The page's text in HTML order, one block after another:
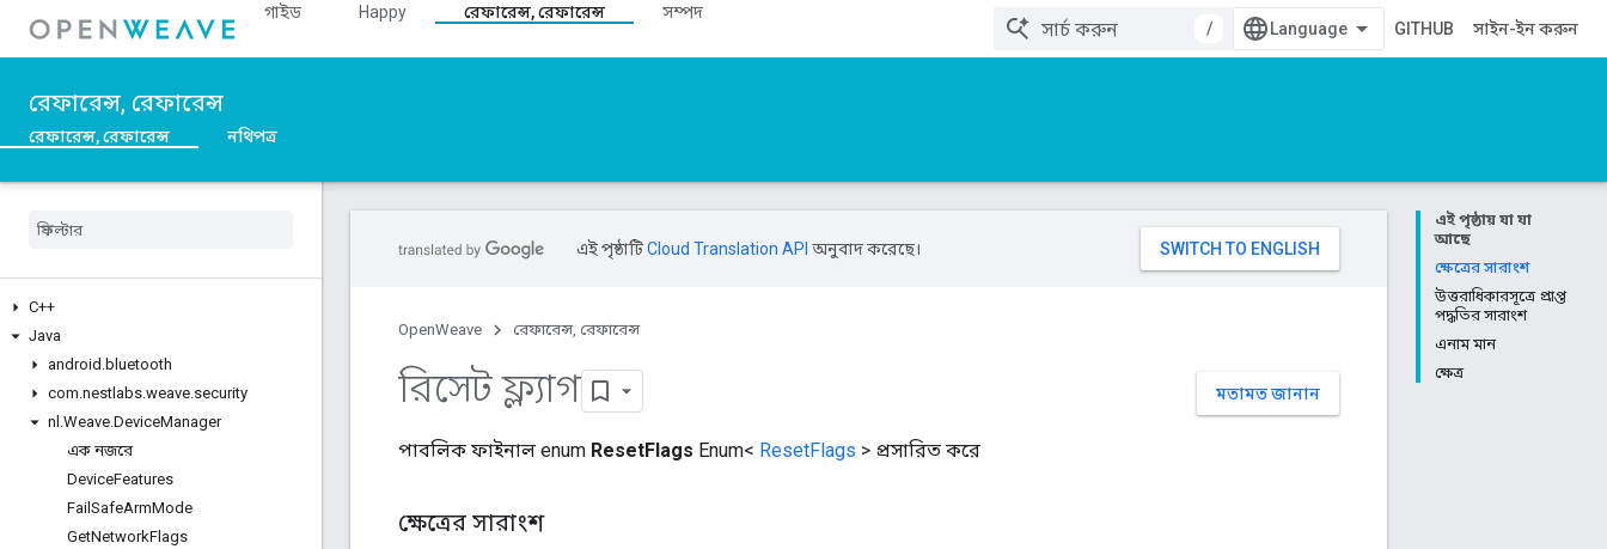
গাইড Happy রেফারেন্স, রেফারেন্স
সম্পদ
/
GITHUB সাইন-ইন করুন
রেফারেন্স, রেফারেন্স
রেফারেন্স, রেফারেন্স নথিপত্র
C++
Java
android .bluetooth
com.nestlabs.weave.security
nl .Weave.DeviceManager
এক নজরে
DeviceFeatures
Fail SafeArmMode
GetNetworkFlags
এই পৃষ্ঠায় যা যা
আছে
ক্ষেত্রের সারাংশ
উত্তরাধিকারসূত্রে প্রাপ্ত
পদ্ধতির সারাংশ
এনাম মান
ক্ষেত্র
এই পৃষ্ঠাটিCloud Translation API অনুবাদ করেছে।
OpenWeave রেফারেন্স, রেফারেন্স
মতামত জানান
রিসেট ফ্ল্যাগ
পাবলিক ফাইনাল enum ResetFlags Enum< ResetFlags > প্রসারিত করে
ক্ষেত্রের সারাংশ